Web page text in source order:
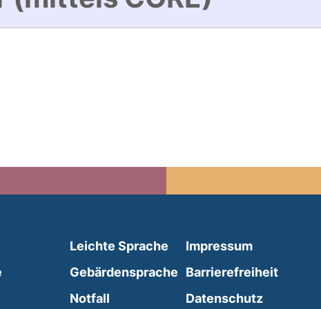
Leichte Sprache (external link, opens in a
Gebärdensprache (external link, opens in
Notfall (external link, opens in a new
Impressum
Barrierefreiheit
Datenschutz